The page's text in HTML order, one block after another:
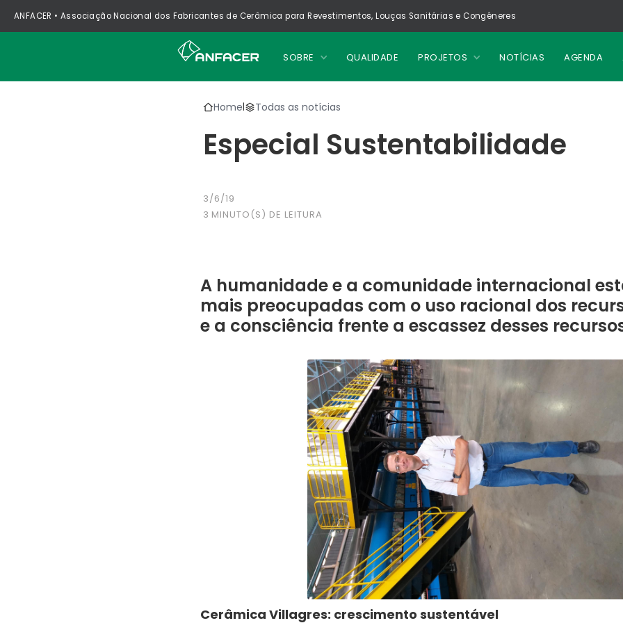
ANFACER • Associação Nacional dos Fabricantes de Cerâmica para Revestimentos, Louças Sanitárias e Congêneres
SOBRE QUALIDADE PROJETOS NOTÍCIAS AGENDA
Home| Todas as notícias
Especial Sustentabilidade
3/6/19
3 MINUTO(S) DE LEITURA
A humanidade e a comunidade internacional
mais preocupadas com o uso racional dos
e a consciência frente a escassez desses
Cerâmica Villagres: crescimento sustentável